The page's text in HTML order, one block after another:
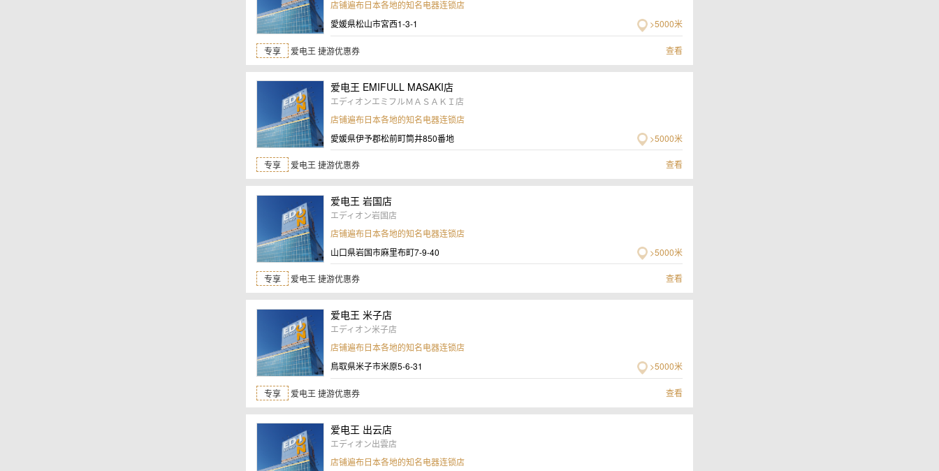
店铺遍布日本各地的知名电器连锁店
愛媛県松山市宮西1-3-1
>5000米
专享 爱电王 捷游优惠券 查看
爱电王 EMIFULL MASAKI店
エディオンエミフルＭＡＳＡＫＩ店
店铺遍布日本各地的知名电器连锁店
愛媛県伊予郡松前町筒井850番地
>5000米
专享 爱电王 捷游优惠券 查看
爱电王 岩国店
エディオン岩国店
店铺遍布日本各地的知名电器连锁店
山口県岩国市麻里布町7-9-40
>5000米
专享 爱电王 捷游优惠券 查看
爱电王 米子店
エディオン米子店
店铺遍布日本各地的知名电器连锁店
鳥取県米子市米原5-6-31
>5000米
专享 爱电王 捷游优惠券 查看
爱电王 出云店
エディオン出雲店
店铺遍布日本各地的知名电器连锁店